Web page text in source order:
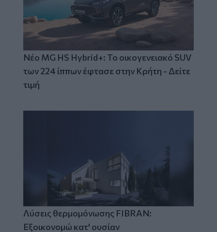
Νέο MG HS Hybrid+: Το οικογενειακό SUV
των 224 ίππων έφτασε στην Κρήτη - Δείτε
τιμή
Λύσεις θερμομόνωσης FIBRAN:
Εξοικονομώ κατ' ουσίαν